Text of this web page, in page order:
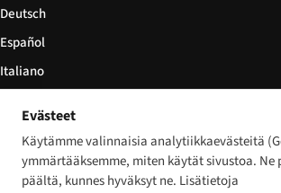
Deutsch
Español
Italiano
Evästeet
Käytämme valinnaisia analytiikkaevästeitä
ymmärtääksemme, miten käytät sivustoa. Ne
päältä, kunnes hyväksyt ne. Lisätietoja